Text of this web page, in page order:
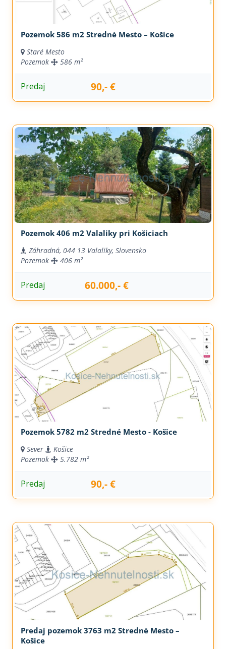
Pozemok 586 m2 Stredné Mesto – Košice
Staré Mesto
Pozemok
586 m²
Predaj 90,- €
Pozemok 406 m2 Valaliky pri Košiciach
Záhradná, 044 13 Valaliky, Slovensko
Pozemok
406 m²
Predaj 60.000,- €
Pozemok 5782 m2 Stredné Mesto - Košice
Sever
Košice
Pozemok
5.782 m²
Predaj 90,- €
Predaj pozemok 3763 m2 Stredné Mesto –
Košice